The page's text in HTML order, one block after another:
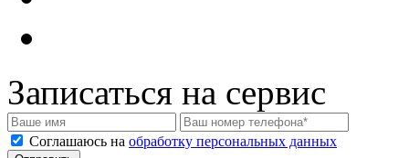
Записаться на сервис
Соглашаюсь на обработку персональных данных